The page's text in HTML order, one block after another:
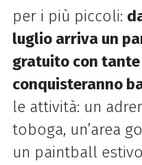
per i più piccoli:
luglio arriva un
gratuitocon
conquisteranno
le attività: un
toboga, un’area
un paintball estivo